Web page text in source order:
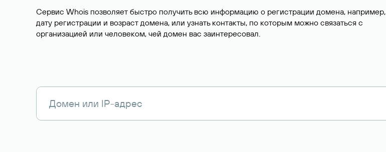
Сервис Whois позволяет быстро получить всю информацию о регистрации домена, например,
дату регистрации и возраст домена, или узнать контакты, по которым можно связаться с
организацией или человеком, чей домен вас заинтересовал.